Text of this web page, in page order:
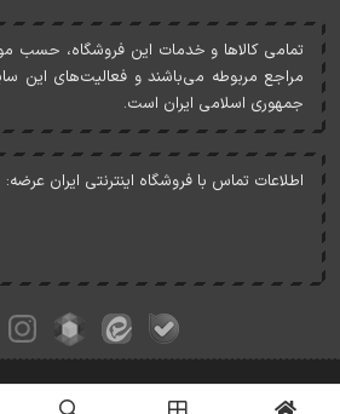
تمامی کالاها و خدمات اين فروشگاه، حسب
مراجع مربوطه می‌باشند و فعاليت‌های اين
جمهوری اسلامی ايران است.
اطلاعات تماس با فروشگاه اینترنتی ایران عرضه: